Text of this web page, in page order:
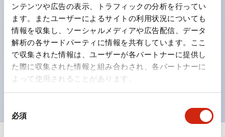
ンテンツや広告の表示、トラフィックの分析を行ってい
ます。またユーザーによるサイトの利用状況についても
情報を収集し、ソーシャルメディアや広告配信、データ
解析の各サードパーティに情報を共有しています。ここ
で収集された情報は、ユーザーが各パートナーに提供し
た際に収集された情報と組み合わされ、各パートナーに
よって使用されることがあります。
必須
現できるようにしました。
カラーユニバーサルデザインに対応。表示灯（角平形）
の点灯/消灯の認識および、点灯時のランプ色の識別が
対応。
ISO 3864-4安全色に対応。危険時や緊急事態時の色表
現がより明確・鮮明で、より多くの方が識別可能に。